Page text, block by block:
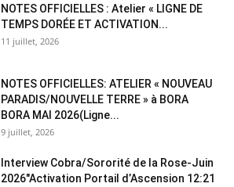
NOTES OFFICIELLES : Atelier « LIGNE DE
TEMPS DORÉE ET ACTIVATION...
11 juillet, 2026
NOTES OFFICIELLES: ATELIER « NOUVEAU
PARADIS/NOUVELLE TERRE » à BORA
BORA MAI 2026(Ligne...
9 juillet, 2026
Interview Cobra/Sororité de la Rose-Juin
2026″Activation Portail d’Ascension 12:21